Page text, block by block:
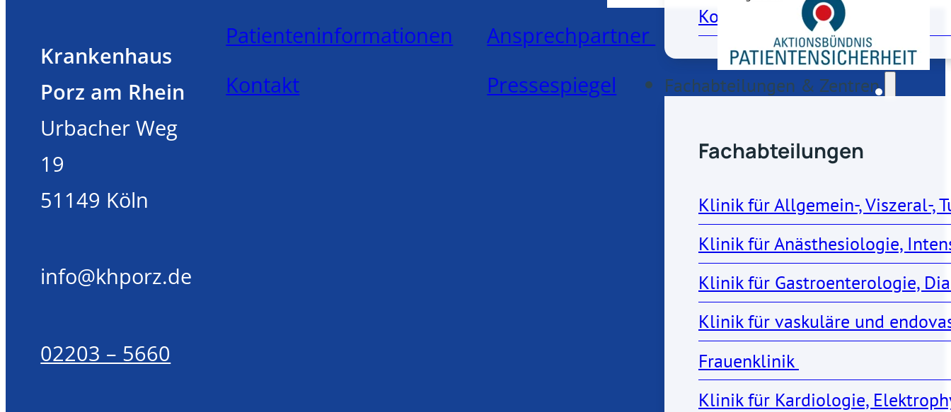
Kontakt
Fachabteilungen & Zentren
Fachabteilungen
Klinik für Allgemein-, Viszeral-,
Klinik für Anästhesiologie,
Klinik für Gastroenterologie,
Klinik für vaskuläre und
Frauenklinik
Klinik für Kardiologie,
Krankenhaus
Porz am Rhein
Urbacher Weg
19
51149 Köln
info@khporz.de
02203 – 5660
Patienteninformationen
Kontakt
Ansprechpartner
Pressespiegel